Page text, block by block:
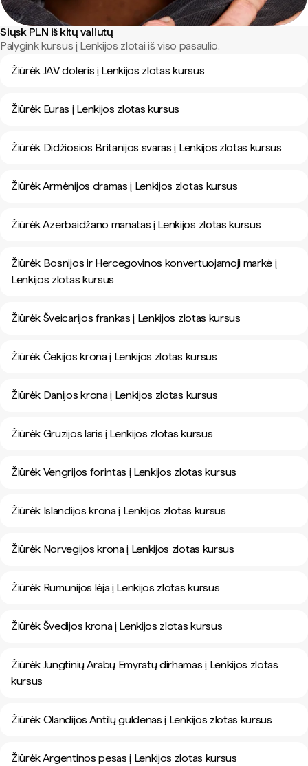
Siųsk PLN iš kitų valiutų
Palygink kursus į Lenkijos zlotai iš viso pasaulio.
Žiūrėk JAV doleris į Lenkijos zlotas kursus
Žiūrėk Euras į Lenkijos zlotas kursus
Žiūrėk Didžiosios Britanijos svaras į Lenkijos zlotas kursus
Žiūrėk Armėnijos dramas į Lenkijos zlotas kursus
Žiūrėk Azerbaidžano manatas į Lenkijos zlotas kursus
Žiūrėk Bosnijos ir Hercegovinos konvertuojamoji markė į
Lenkijos zlotas kursus
Žiūrėk Šveicarijos frankas į Lenkijos zlotas kursus
Žiūrėk Čekijos krona į Lenkijos zlotas kursus
Žiūrėk Danijos krona į Lenkijos zlotas kursus
Žiūrėk Gruzijos laris į Lenkijos zlotas kursus
Žiūrėk Vengrijos forintas į Lenkijos zlotas kursus
Žiūrėk Islandijos krona į Lenkijos zlotas kursus
Žiūrėk Norvegijos krona į Lenkijos zlotas kursus
Žiūrėk Rumunijos lėja į Lenkijos zlotas kursus
Žiūrėk Švedijos krona į Lenkijos zlotas kursus
Žiūrėk Jungtinių Arabų Emyratų dirhamas į Lenkijos zlotas
kursus
Žiūrėk Olandijos Antilų guldenas į Lenkijos zlotas kursus
Žiūrėk Argentinos pesas į Lenkijos zlotas kursus